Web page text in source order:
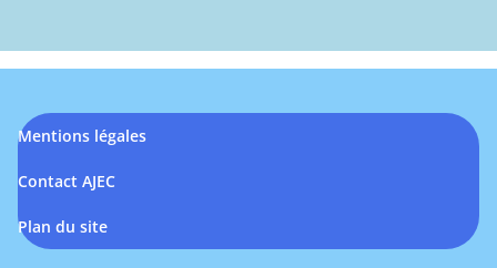
Mentions légales
Contact AJEC
Plan du site